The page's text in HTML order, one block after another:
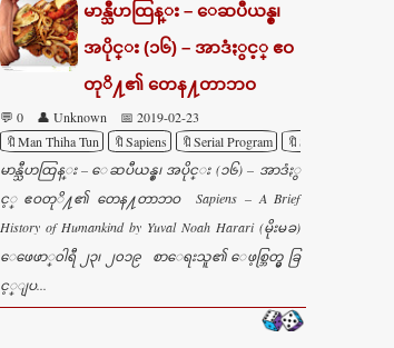
မာန္သီဟထြန္း – ေဆပီယန္စ္၊
အပိုင္း (၁၆) – အာဒံႏွင့္ ဧဝ
တုိ႔၏ တေန႔တာဘဝ
💬 0 👤 Unknown
📅 2019-02-23
🔖Man Thiha Tun
🔖Sapiens 🔖Serial Program
🔖Serial Translation
မာန္သီဟထြန္း – ေဆပီယန္စ္၊ အပိုင္း (၁၆) – အာဒံႏွ
င့္ ဧဝတုိ႔၏ တေန႔တာဘဝ Sapiens – A Brief
History of Humankind by Yuval Noah Harari (မိုးမခ)
ေဖေဖာ္၀ါရီ ၂၃၊ ၂၀၁၉ စာေရးသူ၏ ေဖ့စ္ဘြတ္မွ ခြ
င့္ျပ...